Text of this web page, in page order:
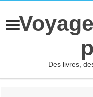
Des livres,